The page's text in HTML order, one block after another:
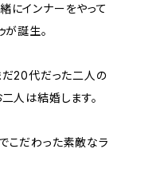
にインナーをやって
が誕生。
だ20代だった二人の
人は結婚します。
こだわった素敵なラ